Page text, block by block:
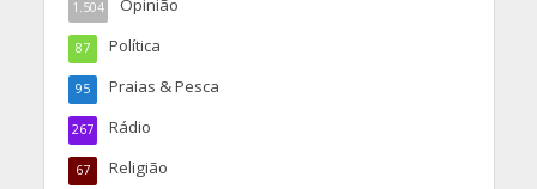
Opinião
1.504
Política
87
Praias & Pesca
95
Rádio
267
Religião
67